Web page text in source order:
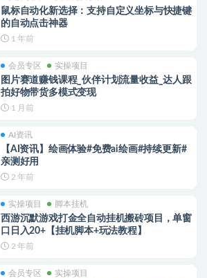
鼠标自动化新选择：支持自定义坐标与快捷键
的自动点击神器
1 年前
会员专区 实操项目
图片赛道赚钱课程_伙伴计划流量收益_达人跟
拍好物带货多模式变现
1 月前
AI资讯
【AI资讯】绘画体验#免费ai绘画#持续更新#
亲测好用
2 年前
实操项目 脚本挂机
西游沉默游戏打金全自动挂机搬砖项目，单窗
口日入20+【挂机脚本+玩法教程】
2 年前
会员专区 实操项目